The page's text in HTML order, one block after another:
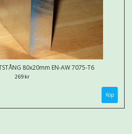
80x20mm EN-AW 7075-T6
269 kr
Köp